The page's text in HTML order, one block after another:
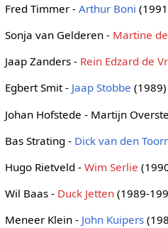
Fred Timmer - Arthur Boni
Sonja van Gelderen - Martine
Jaap Zanders - Rein Edzard de
Egbert Smit - Jaap Stobbe (1989)
Johan Hofstede - Martijn
Bas Strating - Dick van den
Hugo Rietveld - Wim Serlie
Wil Baas - Duck Jetten(1989-
Meneer Klein - John Kuipers